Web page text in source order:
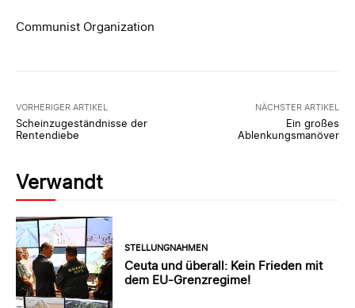
Communist Organization
VORHERIGER ARTIKEL
Scheinzugeständnisse der
Rentendiebe
NÄCHSTER ARTIKEL
Ein großes
Ablenkungsmanöver
Verwandt
STELLUNGNAHMEN
Ceuta und überall: Kein Frieden mit
dem EU-Grenzregime!